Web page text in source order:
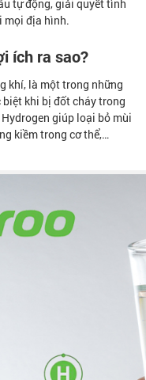
tự động, giải quyết tình
mọi địa hình.
ích ra sao?
khí, là một trong những
khi bị đốt cháy trong
giúp loại bỏ mùi
kiềm trong cơ thể,…